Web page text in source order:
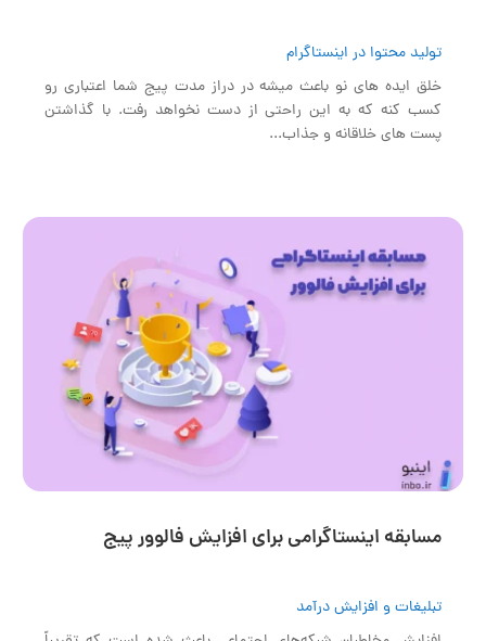
تولید محتوا در اینستاگرام
خلق ایده های نو باعث میشه در دراز مدت پیج شما اعتباری رو
کسب کنه که به این راحتی از دست نخواهد رفت. با گذاشتن
پست های خلاقانه و جذاب...
مسابقه اینستاگرامی برای افزایش فالوور پیج
تبلیغات و افزایش درآمد